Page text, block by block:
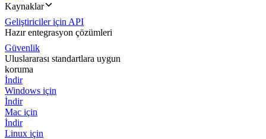
Kaynaklar
Geliştiriciler için API
Hazır entegrasyon çözümleri
Güvenlik
Uluslararası standartlara uygun
koruma
İndir
Windows için
İndir
Mac için
İndir
Linux için